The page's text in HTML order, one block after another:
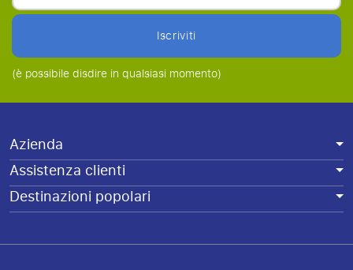
Iscriviti
(è possibile disdire in qualsiasi momento)
Azienda
Assistenza clienti
Destinazioni popolari